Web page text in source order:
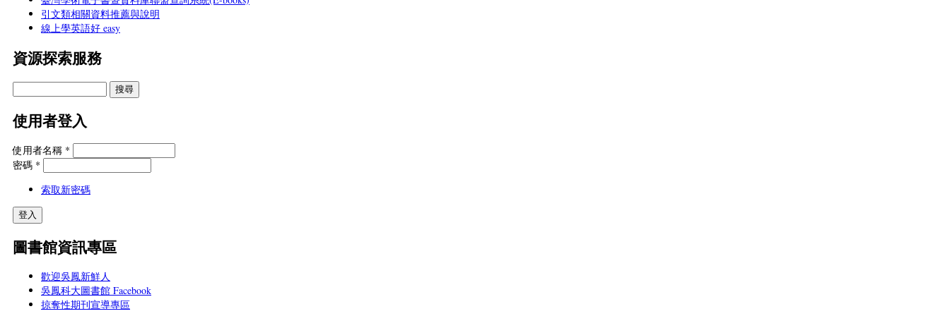
引文類相關資料推薦與說明
線上學英語好 easy
資源探索服務
使用者登入
使用者名稱 *
密碼 *
索取新密碼
圖書館資訊專區
歡迎吳鳳新鮮人
吳鳳科大圖書館 Facebook
掠奪性期刊宣導專區